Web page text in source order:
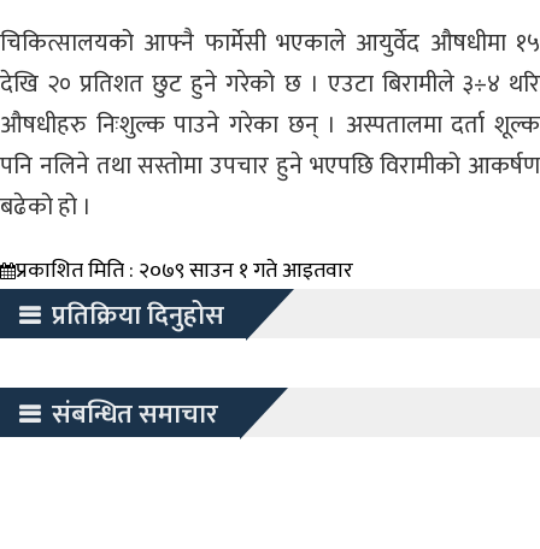
चिकित्सालयको आफ्नै फार्मेसी भएकाले आयुर्वेद औषधीमा १५
देखि २० प्रतिशत छुट हुने गरेको छ । एउटा बिरामीले ३÷४ थरि
औषधीहरु निःशुल्क पाउने गरेका छन् । अस्पतालमा दर्ता शूल्क
पनि नलिने तथा सस्तोमा उपचार हुने भएपछि विरामीको आकर्षण
बढेको हो ।
प्रकाशित मिति : २०७९ साउन १ गते आइतवार
प्रतिक्रिया दिनुहोस
संबन्धित समाचार